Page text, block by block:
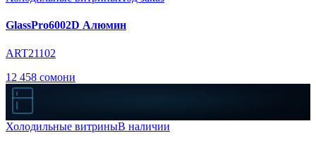
GlassPro6002D Алюмин
ART21102
12 458 сомони
Холодильные витриныВ наличии